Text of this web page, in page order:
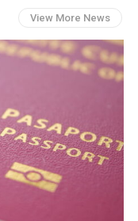
View More News